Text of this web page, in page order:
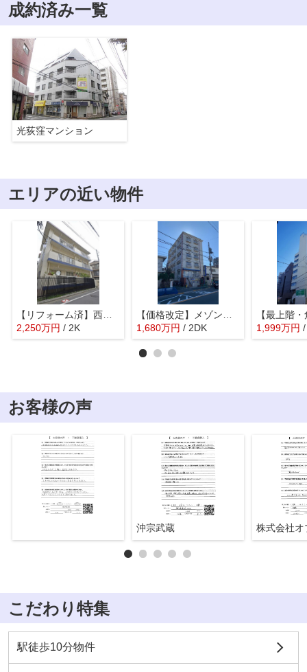
成約済み一覧
光荻窪マンション
エリアの近い物件
【リフォーム済】西荻第二ローヤルコーポ
2,250万円 / 2K
1,680万円 / 2DK 1,999万円
お客様の声
沖宗武蔵
こだわり特集
駅徒歩10分物件